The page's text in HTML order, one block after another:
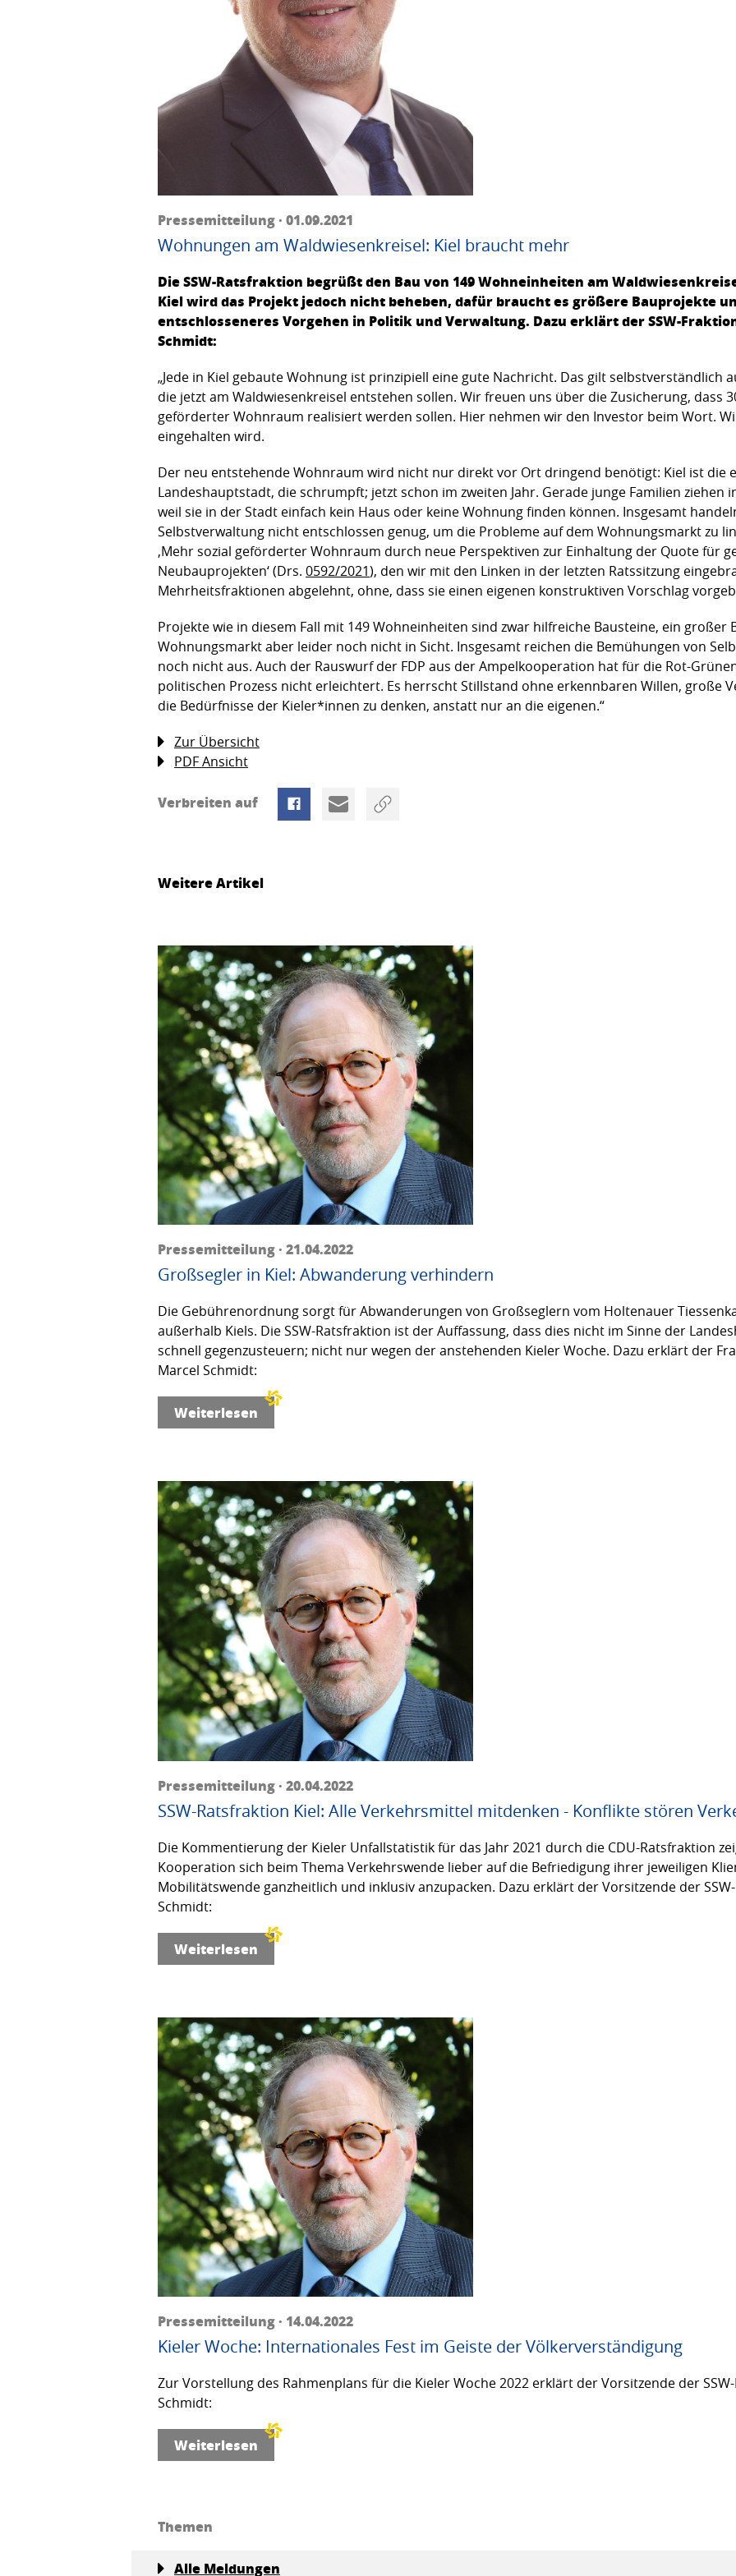
Pressemitteilung · 01.09.2021
Wohnungen am Waldwiesenkreisel: Kiel braucht mehr
Die SSW-Ratsfraktion begrüßt den Bau von 149 Wohneinheiten am
Kiel wird das Projekt jedoch nicht beheben, dafür braucht es größere Bauprojekte
entschlosseneres Vorgehen in Politik und Verwaltung. Dazu erklärt der SSW-
Schmidt:
„Jede in Kiel gebaute Wohnung ist prinzipiell eine gute Nachricht. Das gilt selbstverständlich
die jetzt am Waldwiesenkreisel entstehen sollen. Wir freuen uns über die Zusicherung, dass
geförderter Wohnraum realisiert werden sollen. Hier nehmen wir den Investor beim Wort.
eingehalten wird.
Der neu entstehende Wohnraum wird nicht nur direkt vor Ort dringend benötigt: Kiel ist die
Landeshauptstadt, die schrumpft; jetzt schon im zweiten Jahr. Gerade junge Familien ziehen
weil sie in der Stadt einfach kein Haus oder keine Wohnung finden können. Insgesamt
Selbstverwaltung nicht entschlossen genug, um die Probleme auf dem Wohnungsmarkt zu
‚Mehr sozial geförderter Wohnraum durch neue Perspektiven zur Einhaltung der Quote für
Neubauprojekten‘ (Drs. 0592/2021), den wir mit den Linken in der letzten Ratssitzung
Mehrheitsfraktionen abgelehnt, ohne, dass sie einen eigenen konstruktiven Vorschlag
Projekte wie in diesem Fall mit 149 Wohneinheiten sind zwar hilfreiche Bausteine, ein großer
Wohnungsmarkt aber leider noch nicht in Sicht. Insgesamt reichen die Bemühungen von
noch nicht aus. Auch der Rauswurf der FDP aus der Ampelkooperation hat für die Rot-
politischen Prozess nicht erleichtert. Es herrscht Stillstand ohne erkennbaren Willen, große
die Bedürfnisse der Kieler*innen zu denken, anstatt nur an die eigenen.“
Zur Übersicht
PDF Ansicht
Verbreiten auf
Weitere Artikel
Pressemitteilung · 21.04.2022
Großsegler in Kiel: Abwanderung verhindern
Die Gebührenordnung sorgt für Abwanderungen von Großseglern vom Holtenauer
außerhalb Kiels. Die SSW-Ratsfraktion ist der Auffassung, dass dies nicht im Sinne der
schnell gegenzusteuern; nicht nur wegen der anstehenden Kieler Woche. Dazu erklärt der
Marcel Schmidt:
Weiterlesen
Pressemitteilung · 20.04.2022
SSW-Ratsfraktion Kiel: Alle Verkehrsmittel mitdenken - Konflikte stören
Die Kommentierung der Kieler Unfallstatistik für das Jahr 2021 durch die CDU-Ratsfraktion
Kooperation sich beim Thema Verkehrswende lieber auf die Befriedigung ihrer jeweiligen
Mobilitätswende ganzheitlich und inklusiv anzupacken. Dazu erklärt der Vorsitzende der
Schmidt:
Weiterlesen
Pressemitteilung · 14.04.2022
Kieler Woche: Internationales Fest im Geiste der Völkerverständigung
Zur Vorstellung des Rahmenplans für die Kieler Woche 2022 erklärt der Vorsitzende der
Schmidt:
Weiterlesen
Themen
Alle Meldungen